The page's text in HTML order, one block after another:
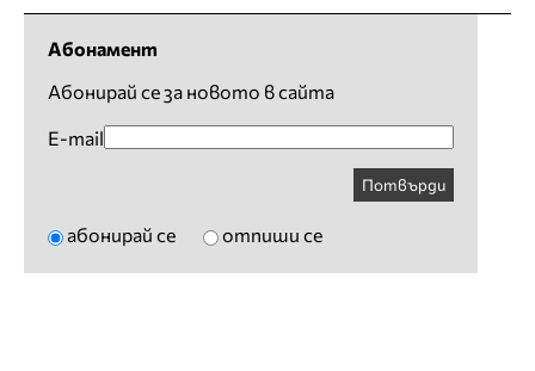
Абонамент
Абонирай се за новото в сайта
E-mail
Потвърди
абонирай се отпиши се